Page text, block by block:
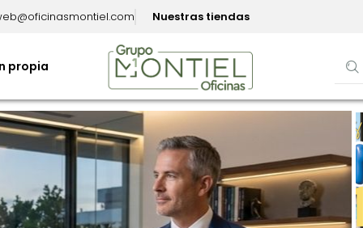
Nuestras tiendas
propia